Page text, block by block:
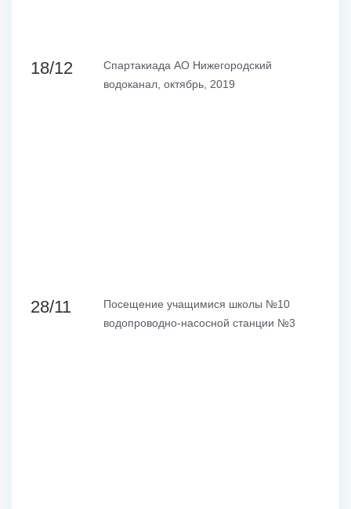
18/12
Спартакиада АО Нижегородский
водоканал, октябрь, 2019
28/11
Посещение учащимися школы №10
водопроводно-насосной станции №3